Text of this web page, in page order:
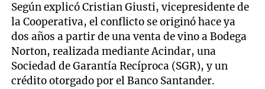
Según explicó Cristian Giusti, vicepresidente de
la Cooperativa, el conflicto se originó hace ya
dos años a partir de una venta de vino a Bodega
Norton, realizada mediante Acindar, una
Sociedad de Garantía Recíproca (SGR), y un
crédito otorgado por el Banco Santander.